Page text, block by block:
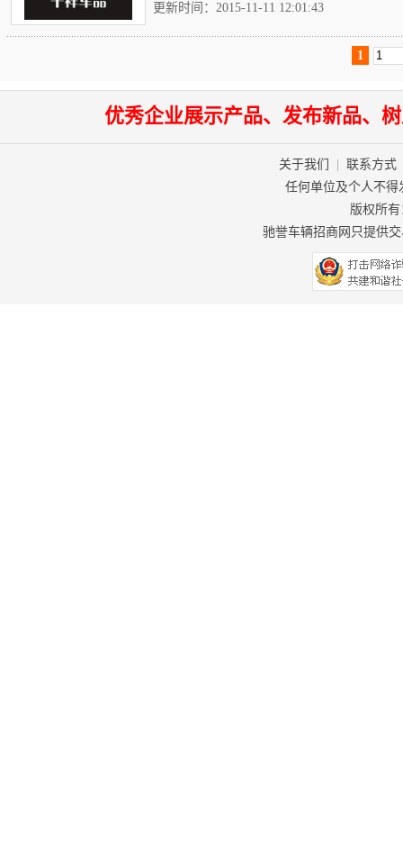
更新时间：2015-11-11 12:01:43
1
优秀企业展示产品、发布新品、
关于我们 联系方式
任何单位及个人不
版权所有
驰誉车辆招商网只提供